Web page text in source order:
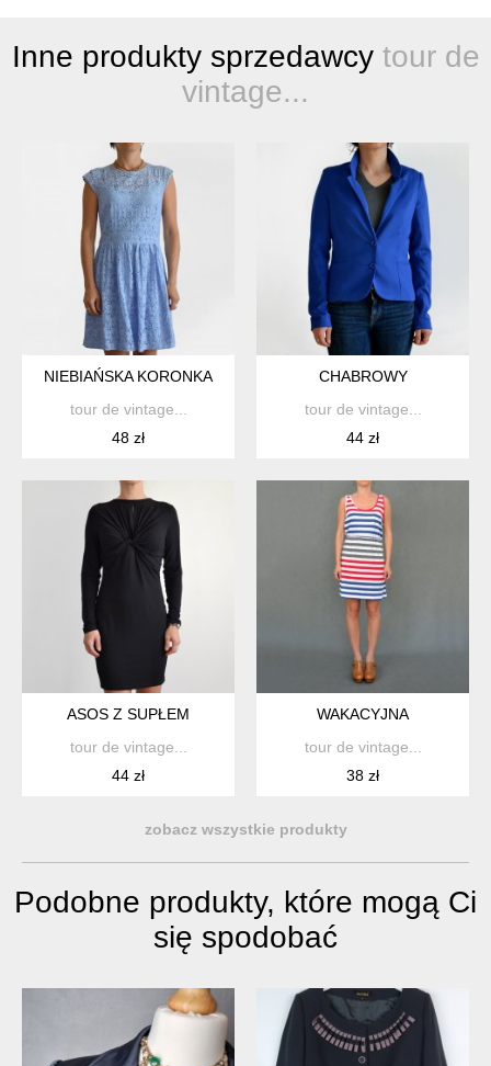
Inne produkty sprzedawcy tour de
vintage...
NIEBIAŃSKA KORONKA
tour de vintage...
48 zł
CHABROWY
tour de vintage...
44 zł
ASOS Z SUPŁEM
tour de vintage...
44 zł
WAKACYJNA
tour de vintage...
38 zł
zobacz wszystkie produkty
Podobne produkty, które mogą Ci
się spodobać